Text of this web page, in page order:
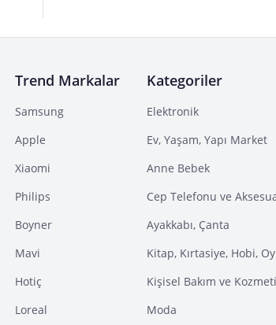
Trend Markalar
Samsung
Apple
Xiaomi
Philips
Boyner
Mavi
Hotiç
Loreal
Kategoriler
Elektronik
Ev, Yaşam, Yapı Market
Anne Bebek
Cep Telefonu ve
Ayakkabı, Çanta
Kitap, Kırtasiye, Hobi,
Kişisel Bakım ve
Moda